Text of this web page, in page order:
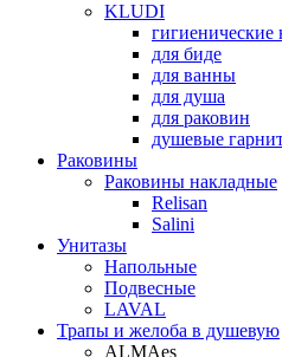
KLUDI
гигиенические
для биде
для ванны
для душа
для раковин
душевые
Раковины
Раковины накладные
Relisan
Salini
Унитазы
Напольные
Подвесные
LAVAL
Трапы и желоба в душевую
ALMAes